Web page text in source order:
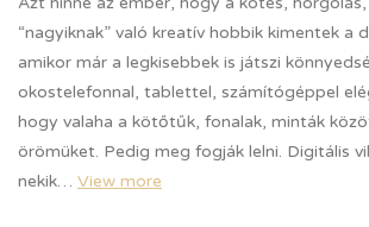
“nagyiknak” való kreatív hobbik kimentek a
amikor már a legkisebbek is játszi
okostelefonnal, tablettel, számítógéppel
hogy valaha a kötőtűk, fonalak, minták
örömüket. Pedig meg fogják lelni. Digitális
nekik… View more